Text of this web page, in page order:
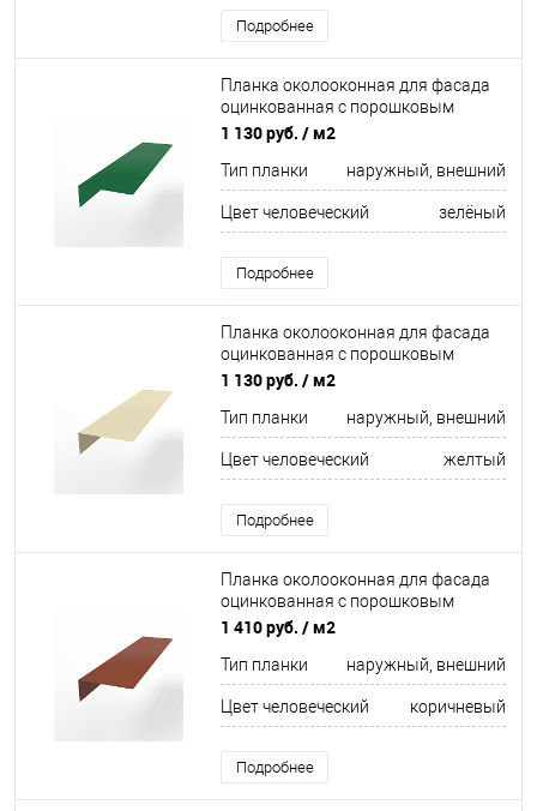
Подробнее
Планка околооконная для фасада
оцинкованная с порошковым
покрытием 0,45мм ширина менее
1 130 руб. / м2
Тип планки наружный, внешний
Цвет человеческий зелёный
Подробнее
Планка околооконная для фасада
оцинкованная с порошковым
покрытием 0,45мм ширина менее
1 130 руб. / м2
Тип планки наружный, внешний
Цвет человеческий желтый
Подробнее
Планка околооконная для фасада
оцинкованная с порошковым
покрытием 0,45мм ширина более
1 410 руб. / м2
Тип планки наружный, внешний
Цвет человеческий коричневый
Подробнее